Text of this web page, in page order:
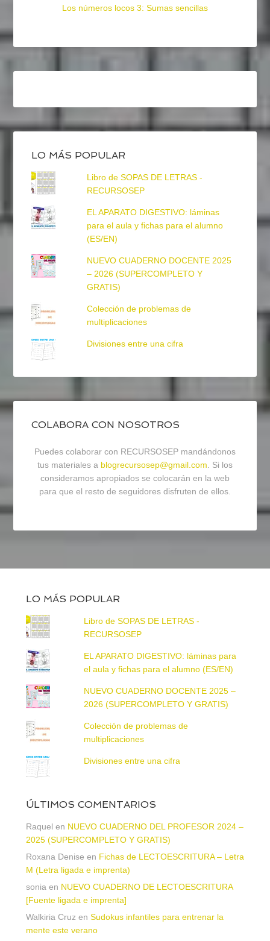
Los números locos 3: Sumas sencillas
LO MÁS POPULAR
Libro de SOPAS DE LETRAS -
RECURSOSEP
EL APARATO DIGESTIVO: láminas
para el aula y fichas para el alumno
(ES/EN)
NUEVO CUADERNO DOCENTE 2025
– 2026 (SUPERCOMPLETO Y
GRATIS)
Colección de problemas de
multiplicaciones
Divisiones entre una cifra
COLABORA CON NOSOTROS
Puedes colaborar con RECURSOSEP mandándonos
tus materiales a blogrecursosep@gmail.com. Si los
consideramos apropiados se colocarán en la web
para que el resto de seguidores disfruten de ellos.
LO MÁS POPULAR
Libro de SOPAS DE LETRAS -
RECURSOSEP
EL APARATO DIGESTIVO: láminas para
el aula y fichas para el alumno (ES/EN)
NUEVO CUADERNO DOCENTE 2025 –
2026 (SUPERCOMPLETO Y GRATIS)
Colección de problemas de
multiplicaciones
Divisiones entre una cifra
ÚLTIMOS COMENTARIOS
Raquel en NUEVO CUADERNO DEL PROFESOR 2024 –
2025 (SUPERCOMPLETO Y GRATIS)
Roxana Denise en Fichas de LECTOESCRITURA – Letra
M (Letra ligada e imprenta)
sonia en NUEVO CUADERNO DE LECTOESCRITURA
[Fuente ligada e imprenta]
Walkiria Cruz en Sudokus infantiles para entrenar la
mente este verano